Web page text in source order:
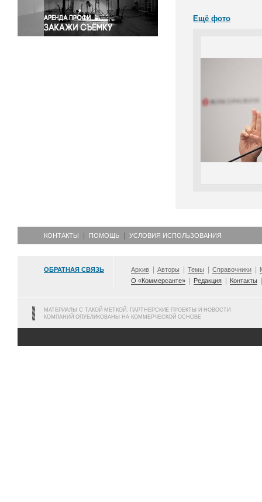
Экономика и бизнес
Ещё фото
КОНТАКТЫ ПОМОЩЬ УСЛОВИЯ ИСПОЛЬЗОВАНИЯ
ОБРАТНАЯ СВЯЗЬ Архив Авторы Темы Справочники
О «Коммерсанте»
Редакция Контакты
МАТЕРИАЛЫ С ТАКОЙ МЕТКОЙ, ПАРТНЕРСКИЕ ПРОЕКТЫ И НОВОСТИ
КОМПАНИЙ ОПУБЛИКОВАНЫ НА КОММЕРЧЕСКОЙ ОСНОВЕ